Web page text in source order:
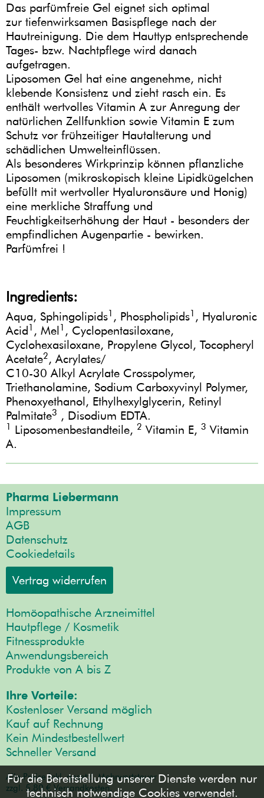
Das parfümfreie Gel eignet sich optimal
zur tiefenwirksamen Basispflege nach der
Hautreinigung. Die dem Hauttyp entsprechende
Tages- bzw. Nachtpflege wird danach
aufgetragen.
Liposomen Gel hat eine angenehme, nicht
klebende Konsistenz und zieht rasch ein. Es
enthält wertvolles Vitamin A zur Anregung der
natürlichen Zellfunktion sowie Vitamin E zum
Schutz vor frühzeitiger Hautalterung und
schädlichen Umwelteinflüssen.
Als besonderes Wirkprinzip können pflanzliche
Liposomen (mikroskopisch kleine Lipidkügelchen
befüllt mit wertvoller Hyaluronsäure und Honig)
eine merkliche Straffung und
Feuchtigkeitserhöhung der Haut - besonders der
empfindlichen Augenpartie - bewirken.
Parfümfrei !
Ingredients:
Aqua, Sphingolipids1 , Phospholipids1 , Hyaluronic
Acid1 , Mel1 , Cyclopentasiloxane,
Cyclohexasiloxane, Propylene Glycol, Tocopheryl
Acetate2, Acrylates/
C10-30 Alkyl Acrylate Crosspolymer,
Triethanolamine, Sodium Carboxyvinyl Polymer,
Phenoxyethanol, Ethylhexylglycerin, Retinyl
Palmitate3 , Disodium EDTA.
1 Liposomenbestandteile, 2 Vitamin E, 3 Vitamin
A.
Pharma Liebermann
Impressum
AGB
Datenschutz
Cookiedetails
Vertrag widerrufen
Homöopathische Arzneimittel
Hautpflege / Kosmetik
Fitnessprodukte
Anwendungsbereich
Produkte von A bis Z
Ihre Vorteile:
Kostenloser Versand möglich
Kauf auf Rechnung
Kein Mindestbestellwert
Schneller Versand
Alle Preise inkl. gesetzl. Mehrwertsteuer
zzgl. 5,80 € Versandkosten,
Für die Bereitstellung unserer Dienste werden nur
technisch notwendige Cookies verwendet.